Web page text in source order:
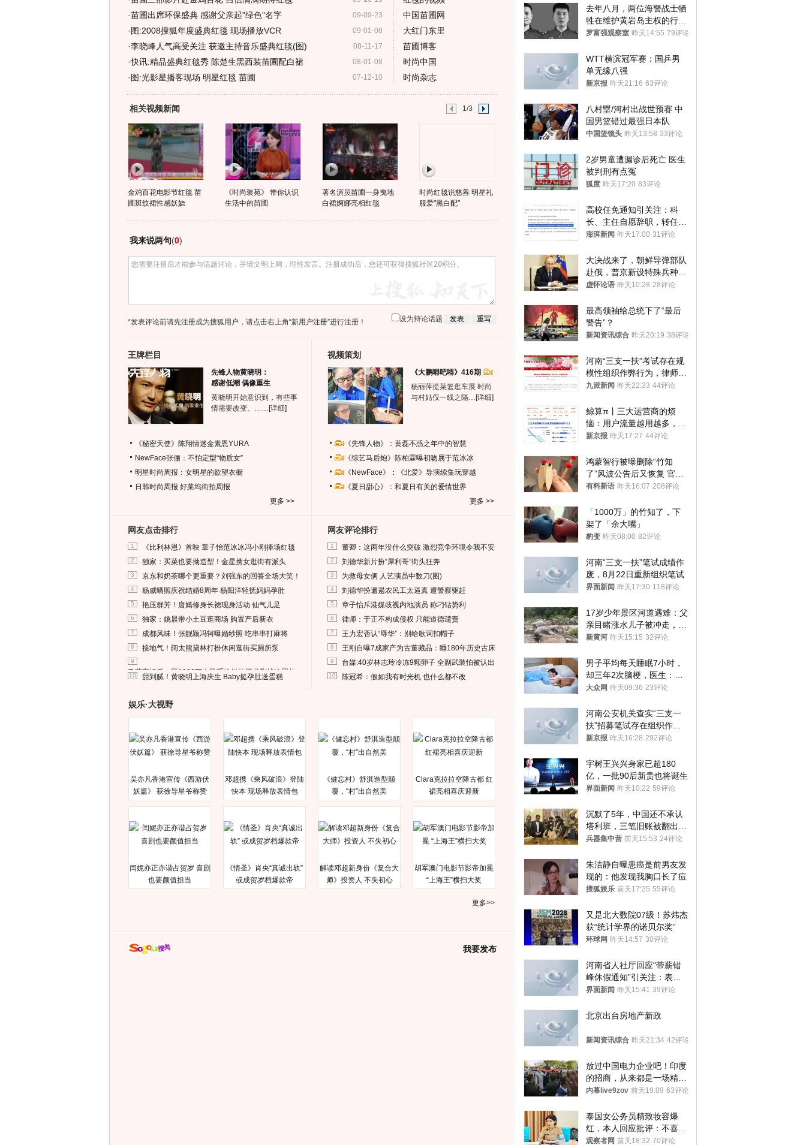
09-09-23
·苗圃出席环保盛典 感谢父亲起"绿色"名字
09-01-08
· 图:2008搜狐年度盛典红毯 现场播放VCR
08-11-17
·李晓峰人气高受关注 获邀主持音乐盛典红毯(图)
08-01-08
·快讯:精品盛典红毯秀 陈楚生黑西装苗圃配白裙
07-12-10
· 图:光影星播客现场 明星红毯 苗圃
中国苗圃网
大红门东里
苗圃博客
时尚中国
时尚杂志
相关视频新闻 1/3
金鸡百花电影节红毯 苗
圃斑纹裙性感妖娆
《时尚装苑》 带你认识
生活中的苗圃
著名演员苗圃一身曳地
白裙婀娜亮相红毯
时尚红毯说慈善 明星礼
服爱"黑白配"
我来说两句(0)
*发表评论前请先注册成为搜狐用户，请点击右上角“新用户注册”进行注册！ 设为辩论话题
王牌栏目
先锋人物黄晓明：
感谢低潮 偶像重生
黄晓明开始意识到，有些事
情需要改变。…… [详细]
《秘密天使》陈翔情迷金素恩YURA
NewFace张俪：不怕定型“物质女”
明星时尚周报：女明星的欲望衣橱
日韩时尚周报 好莱坞街拍周报
更多 >>
视频策划
《大鹏嘚吧嘚》416期
杨丽萍提菜篮逛车展 时尚
与村姑仅一线之隔… [详细]
《先锋人物》：黄磊不惑之年中的智慧
《综艺马后炮》陈柏霖曝初吻属于范冰冰
《NewFace》：《北爱》导演续集玩穿越
《夏日甜心》：和夏日有关的爱情世界
更多 >>
网友点击排行
1 《比利林恩》首映 章子怡范冰冰冯小刚捧场红毯
2 独家：买菜也要拗造型！金星携女逛街有派头
3 京东和奶茶哪个更重要？刘强东的回答全场大笑！
4 杨威晒照庆祝结婚8周年 杨阳洋轻抚妈妈孕肚
5 艳压群芳！唐嫣修身长裙现身活动 仙气儿足
6 独家：姚晨带小土豆逛商场 购置产后新衣
7 成都风味！张靓颖冯轲曝婚纱照 吃串串打麻将
8 接地气！阔太熊黛林打扮休闲逛街买厕所泵
9
马蓉离婚后，砸1000万人民币给媒体要求删掉这照片
10 甜到腻！黄晓明上海庆生 Baby挺孕肚送蛋糕
网友评论排行
1 董卿：这两年没什么突破 激烈竞争环境令我不安
2 刘德华新片扮“犀利哥”街头狂奔
3 为救母女俩 人艺演员中数刀(图)
4 刘德华扮邋遢农民工太逼真 遭警察驱赶
5 章子怡斥港媒歧视内地演员 称刁钻势利
6 律师：于正不构成侵权 只能道德谴责
7 王力宏否认“辱华”：别给歌词扣帽子
8 王刚自曝7成家产为古董藏品：睡180年历史古床
9 台媒:40岁林志玲冷冻9颗卵子 全副武装怕被认出
10 陈冠希：假如我有时光机 也什么都不改
娱乐·大视野
吴亦凡香港宣传《西游伏
妖篇》 获徐导星爷称赞
邓超携《乘风破浪》登陆
快本 现场释放表情包
《健忘村》舒淇造型颠
覆，“村”出自然美
Clara克拉拉空降古都 红
裙亮相喜庆迎新
闫妮亦正亦谐占贺岁 喜剧
也要颜值担当
《情圣》肖央“真诚出轨”
或成贺岁档爆款帝
解读邓超新身份《复合大
师》投资人 不失初心
胡军澳门电影节影帝加冕
“上海王”横扫大奖
更多>>
我要发布
去年八月，两位海警战士牺
牲在维护黄岩岛主权的行动
中
罗富强观察室 昨天14:55 79评论
WTT横滨冠军赛：国乒男
单无缘八强
新京报 昨天21:16 63评论
八村塁/河村出战世预赛 中
国男篮错过最强日本队
中国篮镜头 昨天13:58 33评论
2岁男童遭漏诊后死亡 医生
被判刑有点冤
狐度 昨天17:20 83评论
高校任免通知引关注：科
长、主任自愿辞职，转任思
政辅导员
澎湃新闻 昨天17:00 31评论
大决战来了，朝鲜导弹部队
赴俄，普京新设特殊兵种，
76岁老将扛旗
虚怀论语 昨天10:28 28评论
最高领袖给总统下了“最后
警告”？
新闻资讯综合 昨天20:19 38评论
河南“三支一扶”考试存在规
模性组织作弊行为，律师：
涉嫌非法获取国家秘密罪等
九派新闻 昨天22:33 44评论
鲸算π丨三大运营商的烦
恼：用户流量越用越多，收
入却越来越少
新京报 昨天17:27 44评论
鸿蒙智行被曝删除“竹知
了”风波公告后又恢复 官媒
曾力挺：劝华为要大度的，
有料新语 昨天16:07 208评论
「1000万」的竹知了，下
架了「余大嘴」
豹变 昨天08:00 82评论
河南“三支一扶”笔试成绩作
废，8月22日重新组织笔试
界面新闻 昨天17:30 118评论
17岁少年景区河道遇难：父
亲目睹涨水儿子被冲走，当
地排除上游泄洪，家属盼厘
新黄河 昨天15:15 32评论
男子平均每天睡眠7小时，
却三年2次脑梗，医生：这
样睡觉更伤身
大众网 昨天09:36 23评论
河南公安机关查实“三支一
扶”招募笔试存在组织作弊
犯罪行为
新京报 昨天16:28 292评论
宇树王兴兴身家已超180
亿，一批90后新贵也将诞生
界面新闻 昨天10:22 59评论
沉默了5年，中国还不承认
塔利班，三笔旧账被翻出，
最大风险出现
兵器集中营 前天15:53 24评论
朱洁静自曝患癌是前男友发
现的：他发现我胸口长了痘
搜狐娱乐 前天17:25 55评论
又是北大数院07级！苏炜杰
获“统计学界的诺贝尔奖”
环球网 昨天14:57 30评论
河南省人社厅回应“带薪错
峰休假通知”引关注：表述
不够准确，待修改后印发
界面新闻 昨天15:41 39评论
北京出台房地产新政
新闻资讯综合 昨天21:34 42评论
放过中国电力企业吧！印度
的招商，从来都是一场精准
收割
内幕live9zov 前天19:09 63评论
泰国女公务员精致妆容爆
红，本人回应批评：不喜欢
就别看
观察者网 前天18:32 70评论